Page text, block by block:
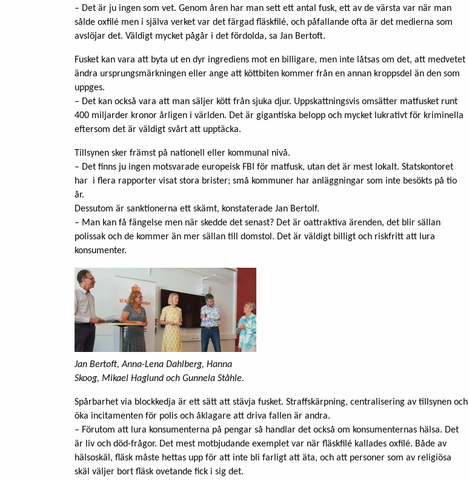
– Det är ju ingen som vet. Genom åren har man sett ett antal fusk, ett av de värsta var när man
sålde oxfilé men i själva verket var det färgad fläskfilé, och påfallande ofta är det medierna som
avslöjar det. Väldigt mycket pågår i det fördolda, sa Jan Bertoft.
Fusket kan vara att byta ut en dyr ingrediens mot en billigare, men inte låtsas om det, att medvetet
ändra ursprungsmärkningen eller ange att köttbiten kommer från en annan kroppsdel än den som
uppges.
– Det kan också vara att man säljer kött från sjuka djur. Uppskattningsvis omsätter matfusket runt
400 miljarder kronor årligen i världen. Det är gigantiska belopp och mycket lukrativt för kriminella
eftersom det är väldigt svårt att upptäcka.
Tillsynen sker främst på nationell eller kommunal nivå.
– Det finns ju ingen motsvarade europeisk FBI för matfusk, utan det är mest lokalt. Statskontoret
har i flera rapporter visat stora brister; små kommuner har anläggningar som inte besökts på tio
år.
Dessutom är sanktionerna ett skämt, konstaterade Jan Bertolf.
– Man kan få fängelse men när skedde det senast? Det är oattraktiva ärenden, det blir sällan
polissak och de kommer än mer sällan till domstol. Det är väldigt billigt och riskfritt att lura
konsumenter.
Jan Bertoft, Anna-Lena Dahlberg, Hanna
Skoog, Mikael Haglund och Gunnela Ståhle.
Spårbarhet via blockkedja är ett sätt att stävja fusket. Straffskärpning, centralisering av tillsynen och
öka incitamenten för polis och åklagare att driva fallen är andra.
– Förutom att lura konsumenterna på pengar så handlar det också om konsumenternas hälsa. Det
är liv och död-frågor. Det mest motbjudande exemplet var när fläskfilé kallades oxfilé. Både av
hälsoskäl, fläsk måste hettas upp för att inte bli farligt att äta, och att personer som av religiösa
skäl väljer bort fläsk ovetande fick i sig det.